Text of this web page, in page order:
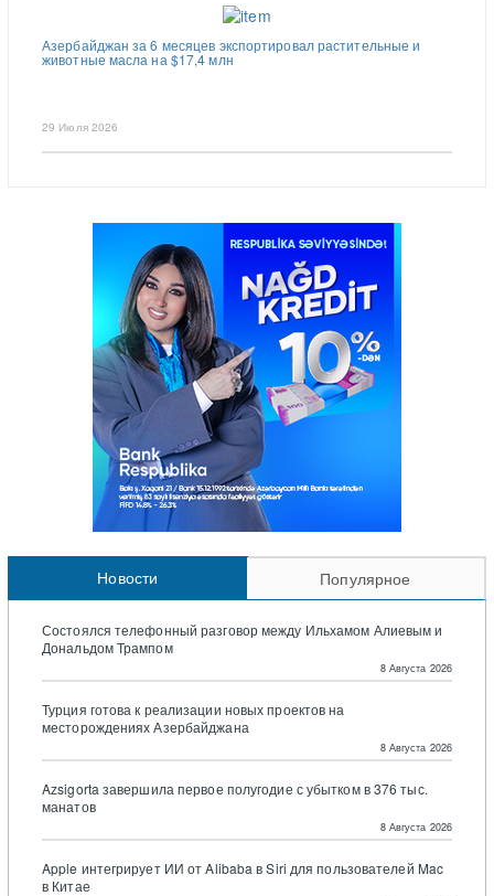
Азербайджан за 6 месяцев экспортировал растительные и
животные масла на $17,4 млн
29 Июля 2026
Новости Популярное
Состоялся телефонный разговор между Ильхамом Алиевым и
Дональдом Трампом
8 Августа 2026
Турция готова к реализации новых проектов на
месторождениях Азербайджана
8 Августа 2026
Azsigorta завершила первое полугодие с убытком в 376 тыс.
манатов
8 Августа 2026
Apple интегрирует ИИ от Alibaba в Siri для пользователей Mac
в Китае